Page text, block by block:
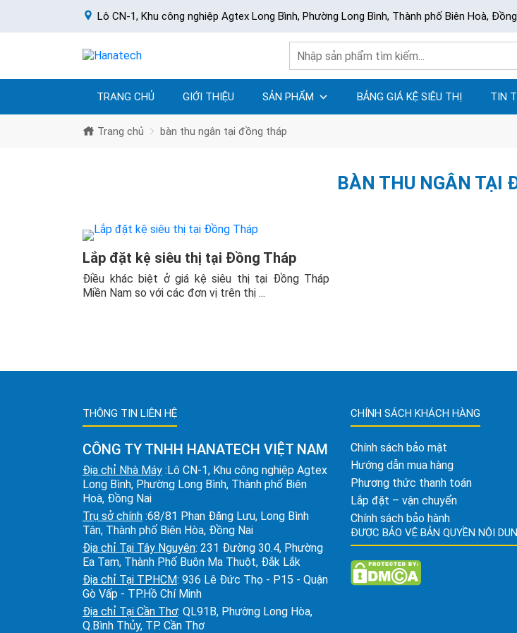
Lô CN-1, Khu công nghiệp Agtex Long Bình, Phường Long Bình, Thành phố Biên Hoà,
TRANG CHỦ GIỚI THIỆU SẢN PHẨM BẢNG GIÁ KỆ SIÊU THỊ TIN
Trang chủ bàn thu ngân tại đồng tháp
BÀN THU NGÂN TẠI
Lắp đặt kệ siêu thị tại Đồng Tháp
Điều khác biệt ở giá kệ siêu thị tại Đồng Tháp
Miền Nam so với các đơn vị trên thị ...
THÔNG TIN LIÊN HỆ
CÔNG TY TNHH HANATECH VIỆT NAM
Địa chỉ Nhà Máy :Lô CN-1, Khu công nghiệp Agtex
Long Bình, Phường Long Bình, Thành phố Biên
Hoà, Đồng Nai
Trụ sở chính :68/81 Phan Đăng Lưu, Long Bình
Tân, Thành phố Biên Hòa, Đồng Nai
Địa chỉ Tại Tây Nguyên: 231 Đường 30.4, Phường
Ea Tam, Thành Phố Buôn Ma Thuột, Đắk Lắk
Địa chỉ Tại TPHCM: 936 Lê Đức Thọ - P15 - Quận
Gò Vấp - TP.Hồ Chí Minh
Địa chỉ Tại Cần Thơ: QL91B, Phường Long Hòa,
Q.Bình Thủy, TP. Cần Thơ
CHÍNH SÁCH KHÁCH HÀNG
Chính sách bảo mật
Hướng dẫn mua hàng
Phương thức thanh toán
Lắp đặt – vận chuyển
Chính sách bảo hành
ĐƯỢC BẢO VỆ BẢN QUYỀN NỘI